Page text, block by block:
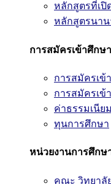
หลักสูตรที่เปิ
หลักสูตรนา
การสมัครเข้าศึกษา
การสมัครเ
การสมัครเ
ค่าธรรมเนีย
ทุนการศึกษา
หน่วยงานการศึกษ
คณะ วิทยาลั